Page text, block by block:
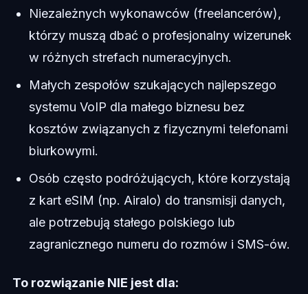
Niezależnych wykonawców (freelancerów),
którzy muszą dbać o profesjonalny wizerunek
w różnych strefach numeracyjnych.
Małych zespołów szukających najlepszego
systemu VoIP dla małego biznesu bez
kosztów związanych z fizycznymi telefonami
biurkowymi.
Osób często podróżujących, które korzystają
z kart eSIM (np. Airalo) do transmisji danych,
ale potrzebują stałego polskiego lub
zagranicznego numeru do rozmów i SMS-ów.
To rozwiązanie NIE jest dla: